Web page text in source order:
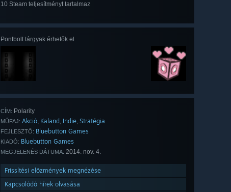
10 Steam teljesítményt tartalmaz
Pontbolt tárgyak érhetők el
CÍM: Polarity
MŰFAJ: Akció, Kaland, Indie, Stratégia
FEJLESZTŐ: Bluebutton Games
KIADÓ: Bluebutton Games
MEGJELENÉS DÁTUMA: 2014. nov. 4.
Frissítési előzmények megnézése
Kapcsolódó hírek olvasása